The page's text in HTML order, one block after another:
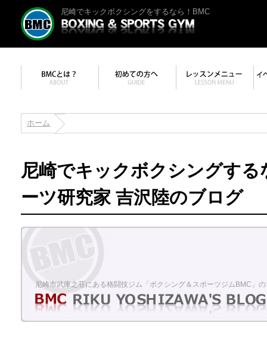
尼崎でキックボクシングをするなら！BMC
ホーム
尼崎でキックボクシングす
ーツ研究家 吉沢陸のブログ
尼崎市武庫之荘にある格闘技ジム「ボクシング＆スポーツジムBMC」